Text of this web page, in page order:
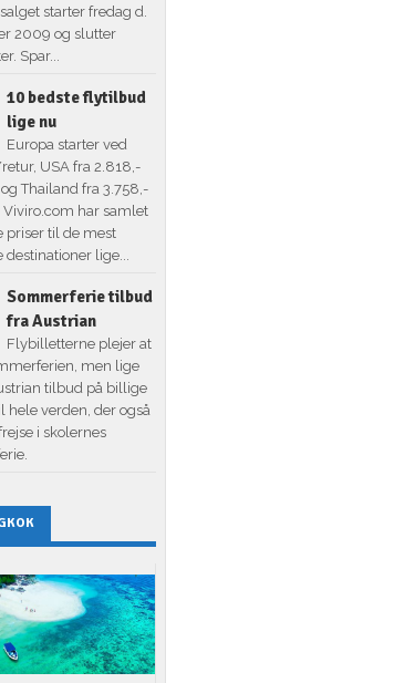
starter fredag d.
2009 og slutter
Spar...
10 bedste flytilbud
lige nu
Europa starter ved
USA fra 2.818,-
Thailand fra 3.758,-
har samlet
priser til de mest
lige...
Sommerferie tilbud
fra Austrian
Flybilletterne plejer at
men lige
tilbud på billige
hele verden, der også
i skolernes